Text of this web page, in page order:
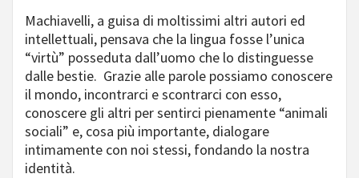
Machiavelli, a guisa di moltissimi altri autori ed
intellettuali, pensava che la lingua fosse l’unica
“virtù” posseduta dall’uomo che lo distinguesse
dalle bestie. Grazie alle parole possiamo conoscere
il mondo, incontrarci e scontrarci con esso,
conoscere gli altri per sentirci pienamente “animali
sociali” e, cosa più importante, dialogare
intimamente con noi stessi, fondando la nostra
identità.